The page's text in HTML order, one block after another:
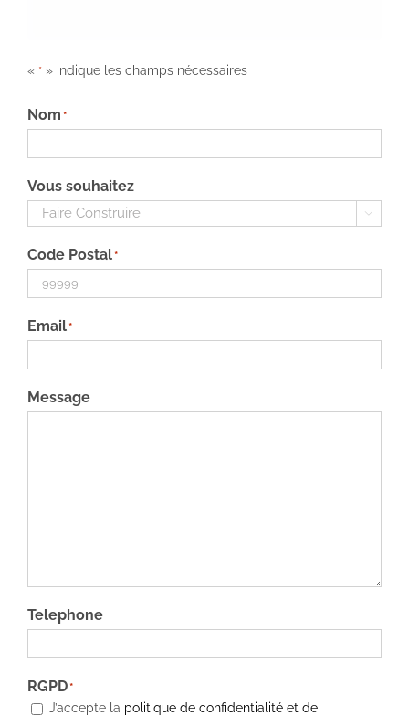
« *» indique les champs nécessaires
Nom *
Vous souhaitez

Code Postal*
Email*
Message
Telephone
RGPD*
J’accepte la politique de confidentialité et de